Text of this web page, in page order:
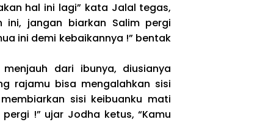
hal ini lagi” kata Jalal tegas,
ini, jangan biarkan Salim pergi
ini demi kebaikannya !” bentak
dari ibunya, diusianya
rajamu bisa mengalahkan sisi
sisi keibuanku mati
!” ujar Jodha ketus, “Kamu